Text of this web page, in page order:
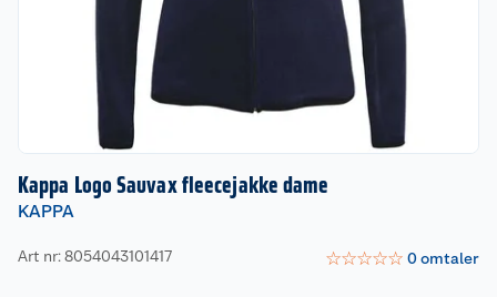
Kappa Logo Sauvax fleecejakke dame
KAPPA
Art nr: 8054043101417 ☆☆☆☆☆ 0omtaler